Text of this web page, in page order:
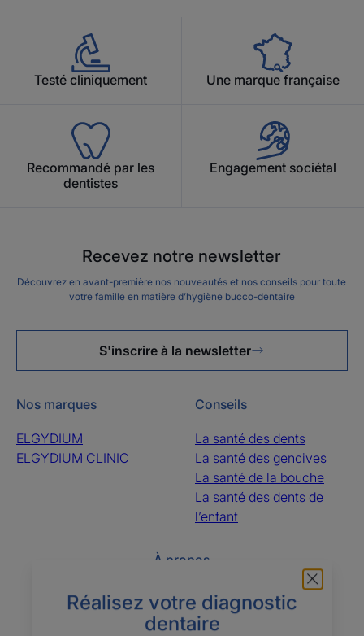
Réalisez votre diagnostic
dentaire
Testé cliniquement Une marque française
Recommandé par les
dentistes
Engagement sociétal
Recevez notre newsletter
Découvrez en avant-première nos nouveautés et nos conseils pour toute
votre famille en matière d’hygiène bucco-dentaire
S'inscrire à la newsletter
Nos marques
ELGYDIUM
ELGYDIUM CLINIC
Conseils
La santé des dents
La santé des gencives
La santé de la bouche
La santé des dents de
l’enfant
À propos
Questions fréquentes Le groupe Pierre Fabre
Contactez-nousQui sommes-nous ?